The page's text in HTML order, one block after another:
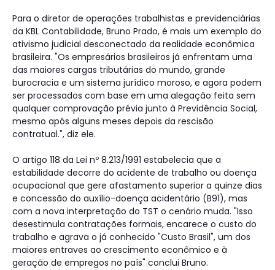
Para o diretor de operações trabalhistas e previdenciárias
da KBL Contabilidade, Bruno Prado, é mais um exemplo do
ativismo judicial desconectado da realidade econômica
brasileira. "Os empresários brasileiros já enfrentam uma
das maiores cargas tributárias do mundo, grande
burocracia e um sistema jurídico moroso, e agora podem
ser processados com base em uma alegação feita sem
qualquer comprovação prévia junto à Previdência Social,
mesmo após alguns meses depois da rescisão
contratual.", diz ele.
O artigo 118 da Lei nº 8.213/1991 estabelecia que a
estabilidade decorre do acidente de trabalho ou doença
ocupacional que gere afastamento superior a quinze dias
e concessão do auxílio-doença acidentário (B91), mas
com a nova interpretação do TST o cenário muda. "Isso
desestimula contratações formais, encarece o custo do
trabalho e agrava o já conhecido "Custo Brasil", um dos
maiores entraves ao crescimento econômico e à
geração de empregos no país" conclui Bruno.